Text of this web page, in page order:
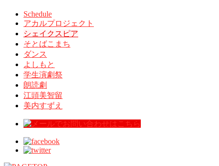
Schedule
アカルプロジェクト
シェイクスピア
そとばこまち
ダンス
よしもと
学生演劇祭
朗読劇
江頭美智留
美内すずえ